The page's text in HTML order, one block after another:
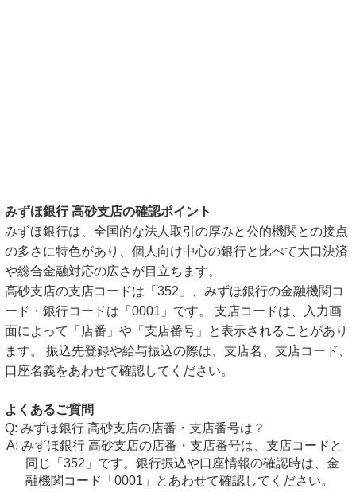
みずほ銀行 高砂支店の確認ポイント
みずほ銀行は、全国的な法人取引の厚みと公的機関との接点
の多さに特色があり、個人向け中心の銀行と比べて大口決済
や総合金融対応の広さが目立ちます。
高砂支店の支店コードは「352」、みずほ銀行の金融機関コ
ード・銀行コードは「0001」です。 支店コードは、入力画
面によって「店番」や「支店番号」と表示されることがあり
ます。 振込先登録や給与振込の際は、支店名、支店コード、
口座名義をあわせて確認してください。
よくあるご質問
みずほ銀行 高砂支店の店番・支店番号は？
みずほ銀行 高砂支店の店番・支店番号は、支店コードと
同じ「352」です。銀行振込や口座情報の確認時は、金
融機関コード「0001」とあわせて確認してください。